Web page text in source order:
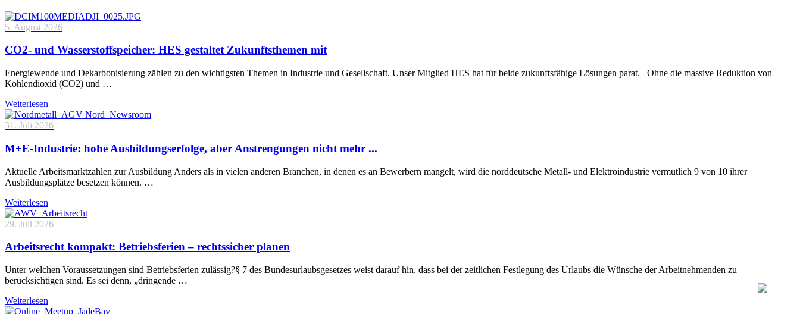
5. August 2026
CO2- und Wasserstoffspeicher: HES gestaltet Zukunftsthemen mit
Energiewende und Dekarbonisierung zählen zu den wichtigsten Themen in Industrie und Gesellschaft. Unser Mitglied HES hat für beide zukunftsfähige Lösungen parat. Ohne die massive Reduktion von
Kohlendioxid (CO2) und …
Weiterlesen
31. Juli 2026
M+E-Industrie: hohe Ausbildungserfolge, aber Anstrengungen nicht mehr ...
Aktuelle Arbeitsmarktzahlen zur Ausbildung Anders als in vielen anderen Branchen, in denen es an Bewerbern mangelt, wird die norddeutsche Metall- und Elektroindustrie vermutlich 9 von 10 ihrer
Ausbildungsplätze besetzen können. …
Weiterlesen
29. Juli 2026
Arbeitsrecht kompakt: Betriebsferien – rechtssicher planen
Unter welchen Voraussetzungen sind Betriebsferien zulässig?§ 7 des Bundesurlaubsgesetzes weist darauf hin, dass bei der zeitlichen Festlegung des Urlaubs die Wünsche der Arbeitnehmenden zu
berücksichtigen sind. Es sei denn, „dringende …
Weiterlesen